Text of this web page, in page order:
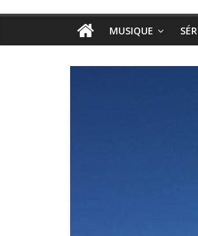
MUSIQUE